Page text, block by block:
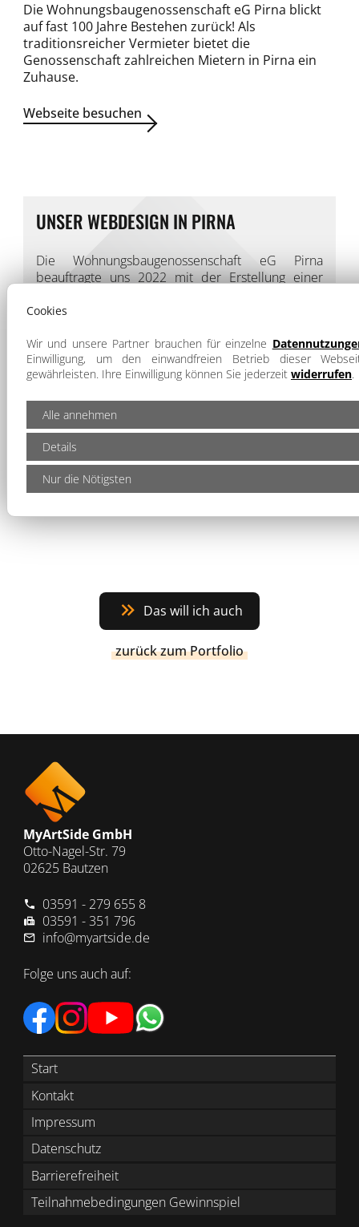
Die Wohnungsbaugenossenschaft eG Pirna blickt
auf fast 100 Jahre Bestehen zurück! Als
traditionsreicher Vermieter bietet die
Genossenschaft zahlreichen Mietern in Pirna ein
Zuhause.
Webseite besuchen
UNSER WEBDESIGN IN PIRNA
Die Wohnungsbaugenossenschaft eG Pirna
beauftragte uns 2022 mit der Erstellung einer
Entstanden ist eine moderne Webseite mit
und CSS basierte Webseite betreuen wir
zusätzlich eine individuelle,lokale
Suchmaschinenoptimierungin der Region
CMS-Verwaltungssystem
CMS-Template für Wohnungsangebote
erweiterte Suchmaschinenoptimierung
Daten- & IT-Sicherheit
Das will ich auch
zurück zum Portfolio
MyArtSide GmbH
Otto-Nagel-Str. 79
02625 Bautzen
03591 - 279 655 8
03591 - 351 796
info@myartside.de
Folge uns auch auf:
Start
Kontakt
Impressum
Datenschutz
Barrierefreiheit
Teilnahmebedingungen Gewinnspiel
Cookies
Wir und unsere Partner brauchen für einzelne
Einwilligung, um den einwandfreien Betrieb dieser
gewährleisten. Ihre Einwilligung können Sie jederzeit widerrufen.
Alle annehmen
Details
Nur die Nötigsten